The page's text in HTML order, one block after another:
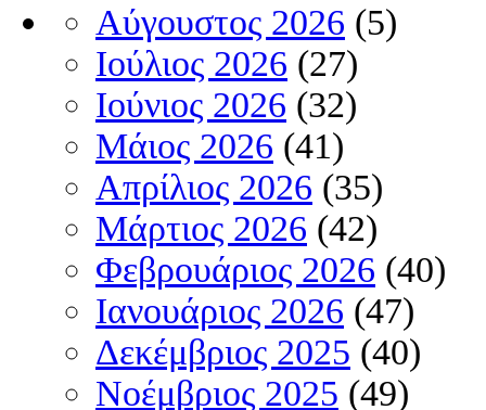
Αύγουστος 2026 (5)
Ιούλιος 2026 (27)
Ιούνιος 2026 (32)
Μάιος 2026 (41)
Απρίλιος 2026 (35)
Μάρτιος 2026 (42)
Φεβρουάριος 2026 (40)
Ιανουάριος 2026 (47)
Δεκέμβριος 2025 (40)
Νοέμβριος 2025 (49)